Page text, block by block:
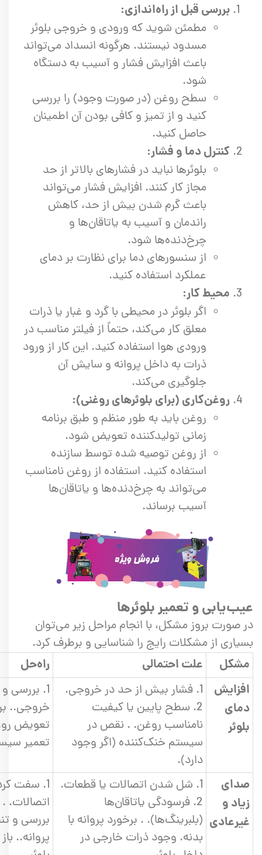
بررسی قبل از راه‌اندازی:
مطمئن شوید که ورودی و خروجی بلوئر
مسدود نیستند. هرگونه انسداد می‌تواند
باعث افزایش فشار و آسیب به دستگاه
شود.
سطح روغن (در صورت وجود) را بررسی
کنید و از تمیز و کافی بودن آن اطمینان
حاصل کنید.
کنترل دما و فشار:
بلوئرها نباید در فشارهای بالاتر از حد
مجاز کار کنند. افزایش فشار می‌تواند
باعث گرم شدن بیش از حد، کاهش
راندمان و آسیب به یاتاقان‌ها و
چرخ‌دنده‌ها شود.
از سنسورهای دما برای نظارت بر دمای
عملکرد استفاده کنید.
محیط کار:
اگر بلوئر در محیطی با گرد و غبار یا ذرات
معلق کار می‌کند، حتماً از فیلتر مناسب در
ورودی هوا استفاده کنید. این کار از ورود
ذرات به داخل پروانه و سایش آن
جلوگیری می‌کند.
روغن‌کاری (برای بلوئرهای روغنی):
روغن باید به طور منظم و طبق برنامه
زمانی تولیدکننده تعویض شود.
از روغن توصیه شده توسط سازنده
استفاده کنید. استفاده از روغن نامناسب
می‌تواند به چرخ‌دنده‌ها و یاتاقان‌ها
آسیب برساند.
عیب‌یابی و تعمیر بلوئرها
در صورت بروز مشکل، با انجام مراحل زیر می‌توان
بسیاری از مشکلات رایج را شناسایی و برطرف کرد.
مشکل علت احتمالی
راه‌حل
افزایش
دمای
بلوئر
1. فشار بیش از حد در خروجی.
2. سطح پایین یا کیفیت
نامناسب روغن. . نقص در
سیستم خنک‌کننده (اگر وجود
دارد).
1. بررسی
خروجی..
تعویض
تعمیر
صدای
زیاد و
غیرعادی
1. شل شدن اتصالات یا قطعات.
2. فرسودگی یاتاقان‌ها
(بلبرینگ‌ها). . برخورد پروانه با
بدنه. وجود ذرات خارجی در
1. سفت
اتصالات.
بررسی و
پروانه..